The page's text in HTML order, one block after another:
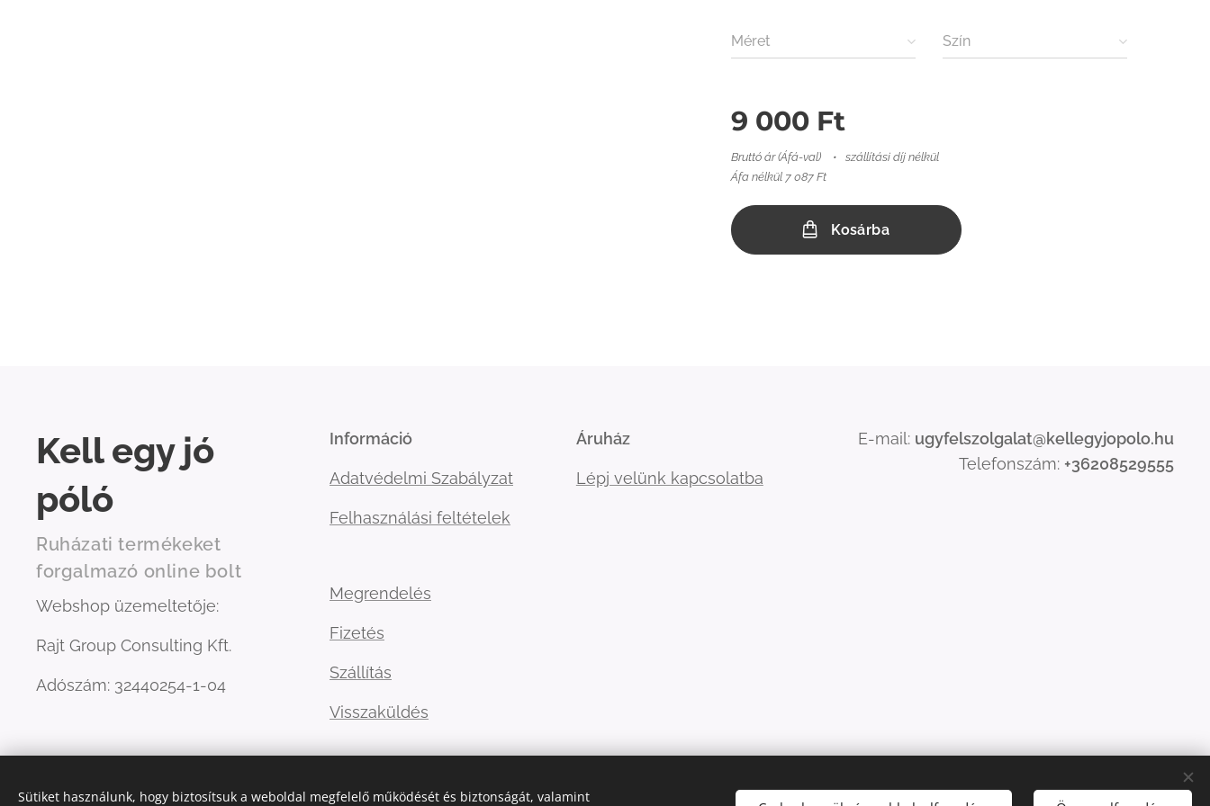
Méret Szín
9 000 Ft
Bruttó ár (Áfá-val)
szállítási díj nélkül
Áfa nélkül 7 087 Ft
Kosárba
Kell egy jó
póló
Ruházati termékeket
forgalmazó online bolt
Webshop üzemeltetője:
Rajt Group Consulting Kft.
Adószám: 32440254-1-04
Információ
Adatvédelmi Szabályzat
Felhasználási feltételek
Megrendelés
Fizetés
Szállítás
Visszaküldés
Áruház
Lépj velünk kapcsolatba
E-mail: ugyfelszolgalat@kellegyjopolo.hu
Telefonszám: +36208529555
Sütiket használunk, hogy biztosítsuk a weboldal megfelelő működését és biztonságát, valamint